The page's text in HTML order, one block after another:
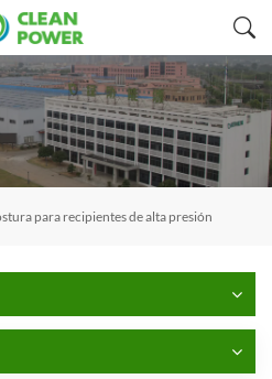
para recipientes de alta presión